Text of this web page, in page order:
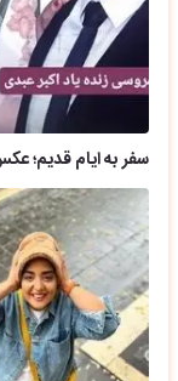
سفر به ایام قدیم؛